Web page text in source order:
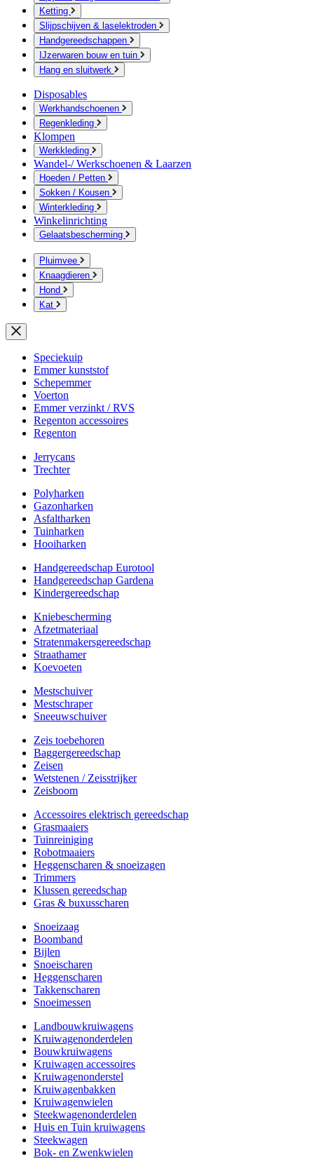
Ketting
Slijpschijven & laselektroden
Handgereedschappen
IJzerwaren bouw en tuin
Hang en sluitwerk
Disposables
Werkhandschoenen
Regenkleding
Klompen
Werkkleding
Wandel-/ Werkschoenen & Laarzen
Hoeden / Petten
Sokken / Kousen
Winterkleding
Winkelinrichting
Gelaatsbescherming
Pluimvee
Knaagdieren
Hond
Kat
Speciekuip
Emmer kunststof
Schepemmer
Voerton
Emmer verzinkt / RVS
Regenton accessoires
Regenton
Jerrycans
Trechter
Polyharken
Gazonharken
Asfaltharken
Tuinharken
Hooiharken
Handgereedschap Eurotool
Handgereedschap Gardena
Kindergereedschap
Kniebescherming
Afzetmateriaal
Stratenmakersgereedschap
Straathamer
Koevoeten
Mestschuiver
Mestschraper
Sneeuwschuiver
Zeis toebehoren
Baggergereedschap
Zeisen
Wetstenen / Zeisstrijker
Zeisboom
Accessoires elektrisch gereedschap
Grasmaaiers
Tuinreiniging
Robotmaaiers
Heggenscharen & snoeizagen
Trimmers
Klussen gereedschap
Gras & buxusscharen
Snoeizaag
Boomband
Bijlen
Snoeischaren
Heggenscharen
Takkenscharen
Snoeimessen
Landbouwkruiwagens
Kruiwagenonderdelen
Bouwkruiwagens
Kruiwagen accessoires
Kruiwagenonderstel
Kruiwagenbakken
Kruiwagenwielen
Steekwagenonderdelen
Huis en Tuin kruiwagens
Steekwagen
Bok- en Zwenkwielen